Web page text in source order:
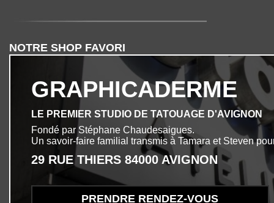
NOTRE SHOP FAVORI
GRAPHICADERME
LE PREMIER STUDIO DE TATOUAGE D'AVIGNON
Fondé par Stéphane Chaudesaigues.
Un savoir-faire familial transmis à Tamara et Steven
29 RUE THIERS 84000 AVIGNON
PRENDRE RENDEZ-VOUS